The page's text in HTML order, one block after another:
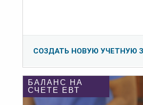
СОЗДАТЬ НОВУЮ УЧЕТНУЮ
БАЛАНС НА
СЧЕТЕ ЕВТ